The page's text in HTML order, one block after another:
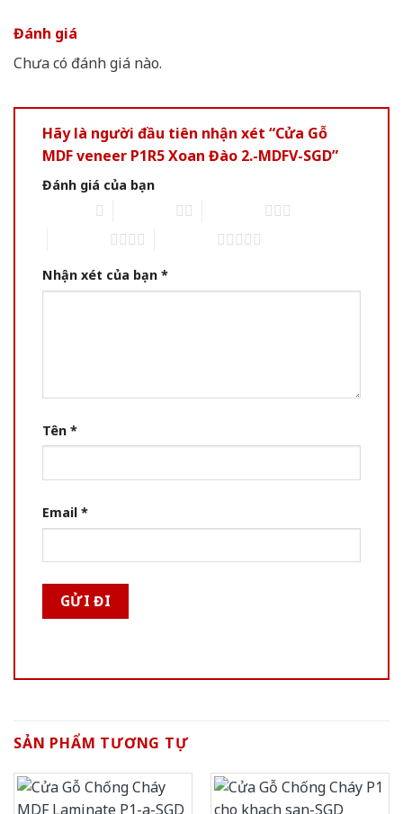
Đánh giá
Chưa có đánh giá nào.
Hãy là người đầu tiên nhận xét “Cửa Gỗ
MDF veneer P1R5 Xoan Đào 2.-MDFV-SGD”
Đánh giá của bạn
Nhận xét của bạn *
Tên *
Email *
SẢN PHẨM TƯƠNG TỰ